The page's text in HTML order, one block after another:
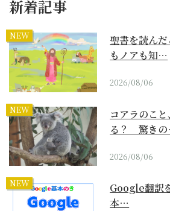
新着記事
NEW
聖書を読ん
もノアも知…
2026/08/06
NEW
コアラのこ
る？ 驚き
2026/08/06
NEW
Google翻訳
本…